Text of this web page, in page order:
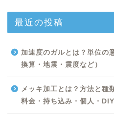
最近の投稿
加速度のガルとは？単位の
換算・地震・震度など）
メッキ加工とは？方法と種
料金・持ち込み・個人・